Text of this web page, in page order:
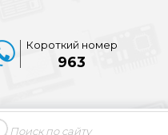
Короткий номер
963